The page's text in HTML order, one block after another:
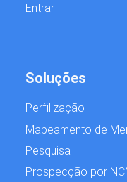
Entrar
Soluções
Perfilização
Mapeamento de
Pesquisa
Prospecção por